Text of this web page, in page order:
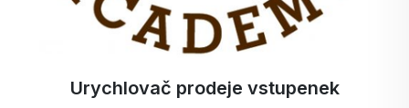
Urychlovač prodeje vstupenek